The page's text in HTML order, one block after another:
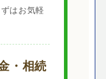
はお気軽
・相続